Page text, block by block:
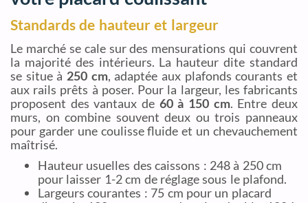
Standards de hauteur et largeur
Le marché se cale sur des mensurations qui couvrent
la majorité des intérieurs. La hauteur dite standard
se situe à 250 cm, adaptée aux plafonds courants et
aux rails prêts à poser. Pour la largeur, les fabricants
proposent des vantaux de 60 à 150 cm. Entre deux
murs, on combine souvent deux ou trois panneaux
pour garder une coulisse fluide et un chevauchement
maîtrisé.
Hauteur usuelles des caissons : 248 à 250 cm
pour laisser 1-2 cm de réglage sous le plafond.
Largeurs courantes : 75 cm pour un placard